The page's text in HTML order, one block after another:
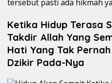
tersebut pasti ada hikmah
Ketika Hidup Terasa
Takdir Allah Yang
Hati Yang Tak
Dzikir Pada-Nya